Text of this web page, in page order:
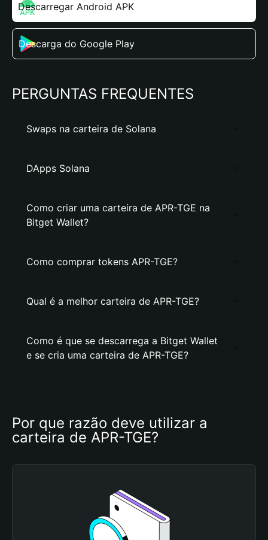
Descarregar Android APK
Descarga do Google Play
PERGUNTAS FREQUENTES
Swaps na carteira de Solana
DApps Solana
Como criar uma carteira de APR-TGE na
Bitget Wallet?
Como comprar tokens APR-TGE?
Qual é a melhor carteira de APR-TGE?
Como é que se descarrega a Bitget Wallet
e se cria uma carteira de APR-TGE?
Por que razão deve utilizar a
carteira de APR-TGE?